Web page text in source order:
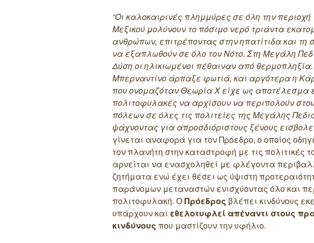
“Οι καλοκαιρινές πλημμύρες σε όλη την
Μεξικού μολύνουν το πόσιμο νερό τριάντα
ανθρώπων, επιτρέποντας στην ηπατίτιδα και
να εξαπλωθούν σε όλο τον Νότο. Στη Μεγάλη
Δύση οι ηλικιωμένοι πέθαιναν από
Μπερναντίνο άρπαξε φωτιά, και αργότερα η
που ονομαζόταν Θεωρία Χ είχε ως αποτέλεσμα
πολιτοφυλακές να αρχίσουν να περιπολούν
πόλεων σε όλες τις πολιτείες της Μεγάλης
ψάχνοντας για απροσδιόριστους ξένους
γίνεται αναφορά για τον Πρόεδρο, ο οποίος
τον πλανήτη στην καταστροφή με τις πολιτικές
αρνείται να ενασχοληθεί με φλέγοντα
ζητήματα ενώ έχει θέσει ως ύψιστη
παράνομων μεταναστών ενισχύοντας όλο και
πολιτοφυλακή. ΟΠρόεδρος βλέπει κινδύνους
υπάρχουν και εθελοτυφλεί απέναντι στους
κινδύνους που μαστίζουν την υφήλιο.